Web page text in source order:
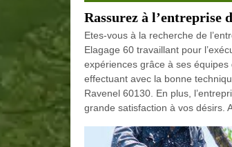
Rassurez à l’entreprise
Etes-vous à la recherche de
Elagage 60 travaillant pour
expériences grâce à ses
effectuant avec la bonne
Ravenel 60130. En plus,
grande satisfaction à vos désirs.